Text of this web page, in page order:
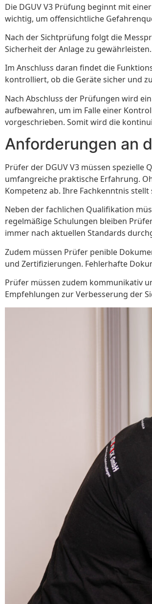
Die DGUV V3 Prüfung beginnt mit
wichtig, um offensichtliche
Nach der Sichtprüfung folgt die
Sicherheit der Anlage zu
Im Anschluss daran findet die
kontrolliert, ob die Geräte sicher und
Nach Abschluss der Prüfungen wird
aufbewahren, um im Falle einer
vorgeschrieben. Somit wird die
Anforderungen an
Prüfer der DGUV V3 müssen
umfangreiche praktische Erfahrung.
Kompetenz ab. Ihre Fachkenntnis stellt
Neben der fachlichen Qualifikation
regelmäßige Schulungen bleiben
immer nach aktuellen Standards
Zudem müssen Prüfer penible
und Zertifizierungen. Fehlerhafte
Prüfer müssen zudem kommunikativ
Empfehlungen zur Verbesserung der